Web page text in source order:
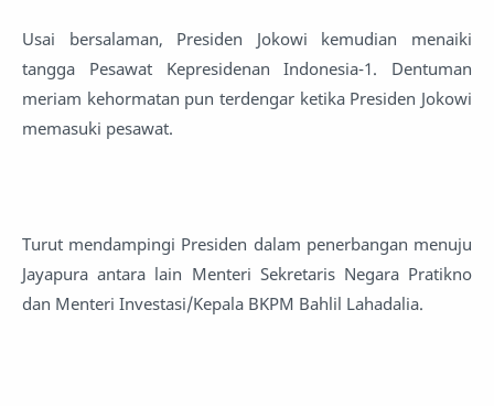
Usai bersalaman, Presiden Jokowi kemudian menaiki
tangga Pesawat Kepresidenan Indonesia-1. Dentuman
meriam kehormatan pun terdengar ketika Presiden Jokowi
memasuki pesawat.
Turut mendampingi Presiden dalam penerbangan menuju
Jayapura antara lain Menteri Sekretaris Negara Pratikno
dan Menteri Investasi/Kepala BKPM Bahlil Lahadalia.